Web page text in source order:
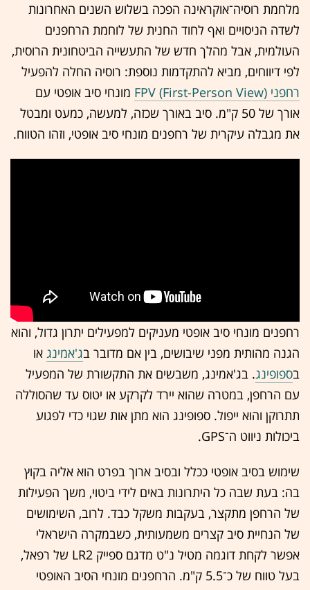
מלחמת רוסיה־אוקראינה הפכה בשלוש השנים האחרונות
לשדה הניסויים ואף לחוד החנית של לוחמת הרחפנים
העולמית, אבל מהלך חדש של התעשייה הביטחונית הרוסית,
לפי דיווחים, מביא להתקדמות נוספת: רוסיה החלה להפעיל
רחפני FPV (First-Person View)
מונחי סיב אופטי עם
אורך של 50 ק"מ. סיב באורך שכזה, למעשה, כמעט ומבטל
את מגבלה עיקרית של רחפנים מונחי סיב אופטי, וזהו הטווח.
רחפנים מונחי סיב אופטי מעניקים למפעילים יתרון גדול, והוא
הגנה מהותית מפני שיבושים, בין אם מדובר בג'אמינג או
בספופינג. בג'אמינג, משבשים את התקשורת של המפעיל
עם הרחפן, במטרה שהוא יירד לקרקע או יטוס עד שהסוללה
תתרוקן והוא ייפול. ספופינג הוא מתן אות שגוי כדי לפגוע
ביכולות ניווט ה־GPS.
שימוש בסיב אופטי ככלל ובסיב ארוך בפרט הוא אליה בקוץ
בה: בעת שבה כל היתרונות באים לידי ביטוי, משך הפעילות
של הרחפן מתקצר, בעקבות משקל כבד. לרוב, השימושים
של הנחיית סיב קצרים משמעותית, כשבמקרה הישראלי
אפשר לקחת דוגמה מטיל נ"ט מדגם ספייק LR2 של רפאל,
בעל טווח של כ־5.5 ק"מ. הרחפנים מונחי הסיב האופטי